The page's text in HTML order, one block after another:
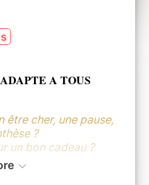
A TOUS
être cher, une pause,
?
un bon cadeau ?